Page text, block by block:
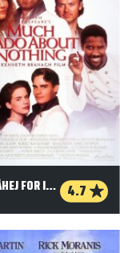
STOR STÅHEJ FOR INGENTING 4.7